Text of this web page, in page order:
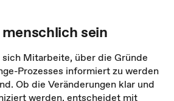
sein
sich Mitarbeite, über die Gründe
Prozesses informiert zu werden
Ob die Veränderungen klar und
werden, entscheidet mit